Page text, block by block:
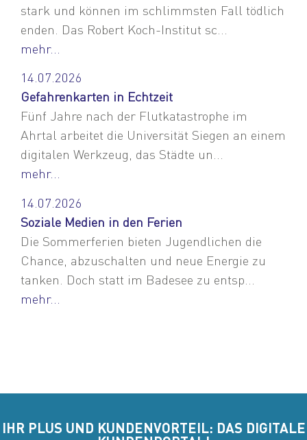
stark und können im schlimmsten Fall tödlich
enden. Das Robert Koch-Institut sc...
mehr...
14.07.2026
Gefahrenkarten in Echtzeit
Fünf Jahre nach der Flutkatastrophe im
Ahrtal arbeitet die Universität Siegen an einem
digitalen Werkzeug, das Städte un...
mehr...
14.07.2026
Soziale Medien in den Ferien
Die Sommerferien bieten Jugendlichen die
Chance, abzuschalten und neue Energie zu
tanken. Doch statt im Badesee zu entsp...
mehr...
IHR PLUS UND KUNDENVORTEIL: DAS DIGITALE